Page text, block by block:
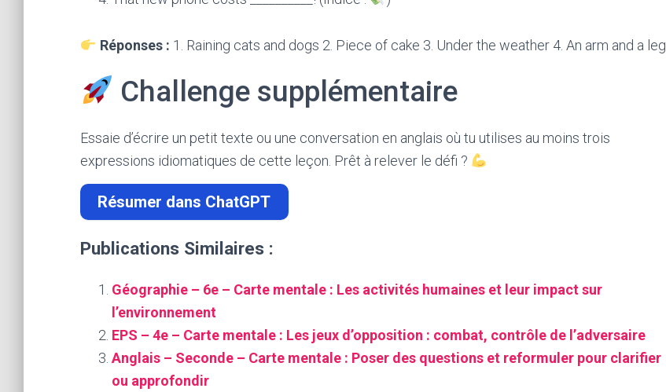
Réponses : 1. Raining cats and dogs 2. Piece of cake 3. Under the weather 4. An arm and a leg
Challenge supplémentaire
Essaie d’écrire un petit texte ou une conversation en anglais où tu utilises au moins trois
expressions idiomatiques de cette leçon. Prêt à relever le défi ?
Résumer dans ChatGPT
Publications Similaires :
Géographie – 6e – Carte mentale : Les activités humaines et leur impact sur
l’environnement
EPS – 4e – Carte mentale : Les jeux d’opposition : combat, contrôle de l’adversaire
Anglais – Seconde – Carte mentale : Poser des questions et reformuler pour clarifier
ou approfondir